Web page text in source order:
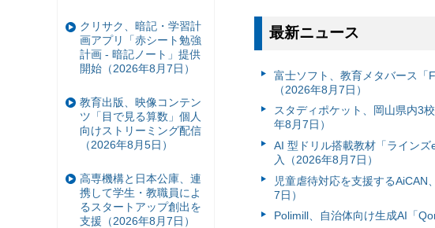
最新ニュース
富⼠ソフト、教育メタバース「
（2026年8月7日）
スタディポケット、岡山県内3
年8月7日）
AI 型ドリル搭載教材「ライン
入（2026年8月7日）
児童虐待対応を支援するAiCAN
7日）
Polimill、自治体向け生成AI「
クリサク、暗記・学習計
画アプリ「赤シート勉強
計画 - 暗記ノート」提供
開始（2026年8月7日）
教育出版、映像コンテン
ツ「目で見る算数」個人
向けストリーミング配信
（2026年8月5日）
高専機構と日本公庫、連
携して学生・教職員によ
るスタートアップ創出を
支援（2026年8月7日）